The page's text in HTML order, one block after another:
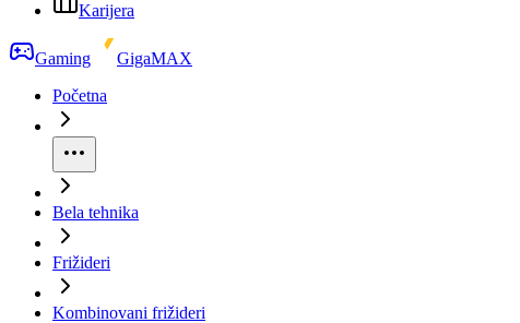
Karijera
Gaming
GigaMAX
Početna
Bela tehnika
Frižideri
Kombinovani frižideri